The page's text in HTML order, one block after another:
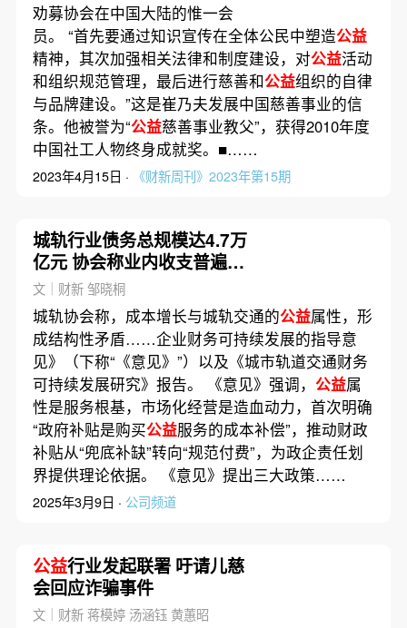
劝募协会在中国大陆的惟一会
员。 “首先要通过知识宣传在全体公民中塑造公益
精神，其次加强相关法律和制度建设，对公益活动
和组织规范管理，最后进行慈善和公益组织的自律
与品牌建设。”这是崔乃夫发展中国慈善事业的信
条。他被誉为“公益慈善事业教父”，获得2010年度
中国社工人物终身成就奖。■……
2023年4月15日 · 《财新周刊》2023年第15期
城轨行业债务总规模达4.7万
亿元 协会称业内收支普遍失
衡
文｜财新 邹晓桐
城轨协会称，成本增长与城轨交通的公益属性，形
成结构性矛盾……企业财务可持续发展的指导意
见》（下称“《意见》”）以及《城市轨道交通财务
可持续发展研究》报告。 《意见》强调， 公益属
性是服务根基，市场化经营是造血动力，首次明确
“政府补贴是购买公益服务的成本补偿”，推动财政
补贴从“兜底补缺”转向“规范付费”，为政企责任划
界提供理论依据。 《意见》提出三大政策……
2025年3月9日 · 公司频道
公益行业发起联署 吁请儿慈
会回应诈骗事件
文｜财新 蒋模婷 汤涵钰 黄蕙昭